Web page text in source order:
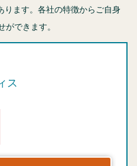
ります。各社の特徴からご自身
ができます。
ス